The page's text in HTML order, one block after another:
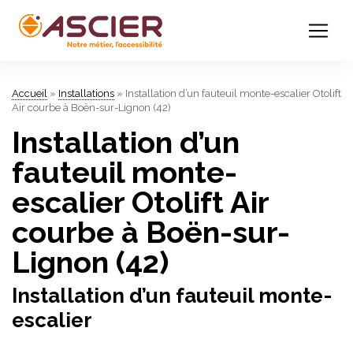
Accueil » Installations » Installation d’un fauteuil monte-escalier Otolift
Air courbe à Boën-sur-Lignon (42)
Installation d’un
fauteuil monte-
escalier Otolift Air
courbe à Boën-sur-
Lignon (42)
Installation d’un fauteuil monte-
escalier